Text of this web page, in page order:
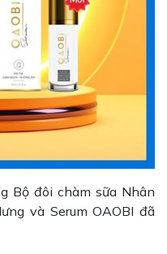
Bộ đôi chàm sữa Nhân
và Serum OAOBI đã